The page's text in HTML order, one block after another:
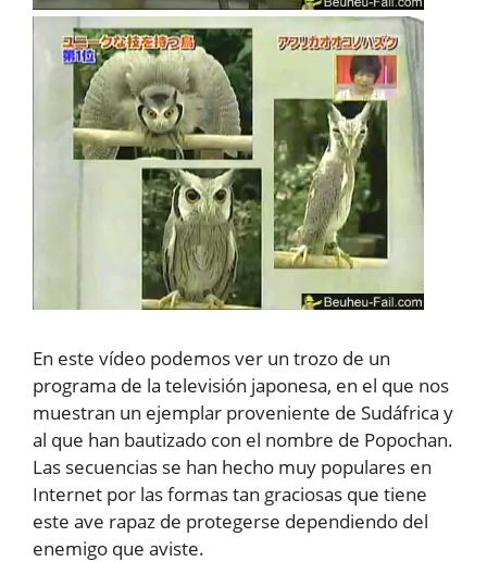
En este vídeo podemos ver un trozo de un
programa de la televisión japonesa, en el que nos
muestran un ejemplar proveniente de Sudáfrica y
al que han bautizado con el nombre de Popochan.
Las secuencias se han hecho muy populares en
Internet por las formas tan graciosas que tiene
este ave rapaz de protegerse dependiendo del
enemigo que aviste.